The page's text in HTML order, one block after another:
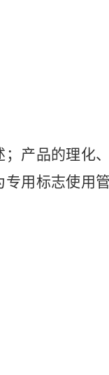
产品的理化
用标志使用